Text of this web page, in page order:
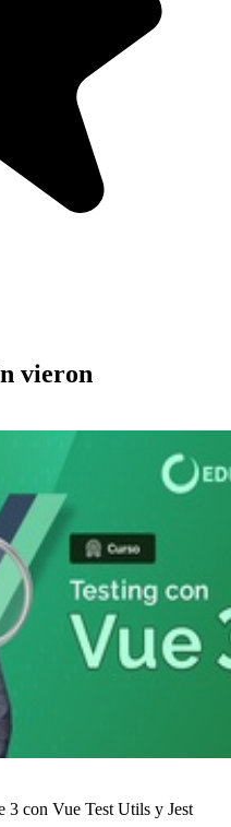
vieron
3 con Vue Test Utils y Jest